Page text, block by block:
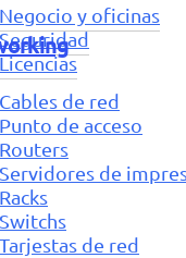
Negocio y oficinas
Seguridad
Licencias
Cables de red
Punto de acceso
Routers
Servidores de
Racks
Switchs
Tarjestas de red